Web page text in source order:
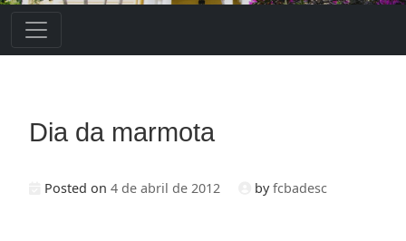
Dia da marmota
Posted on 4 de abril de 2012 byfcbadesc